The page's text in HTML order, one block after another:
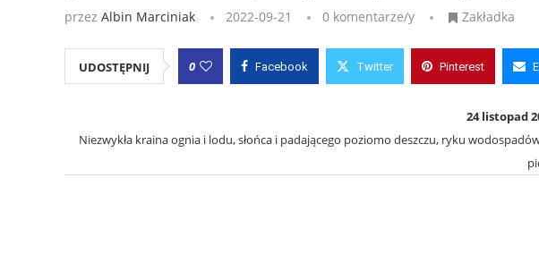
przez Albin Marciniak 2022-09-21 0 komentarze/y Zakładka
UDOSTĘPNIJ 0 Facebook Twitter Pinterest
24 listopad
Niezwykła kraina ognia i lodu, słońca i padającego poziomo deszczu, ryku